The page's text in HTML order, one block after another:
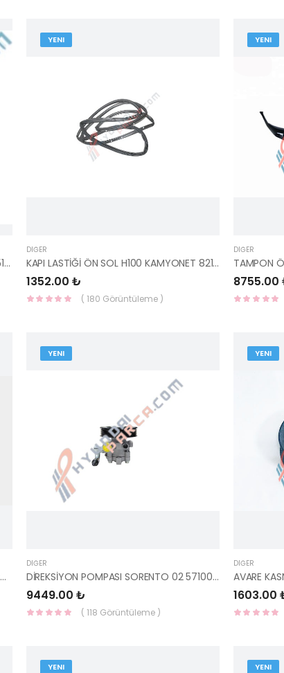
PORYA ÖN TUCSON/SPORTAGE 04-10 51750-3K100-YS
YENI
DIĞER
KAPI LASTİĞİ ÖN SOL H100 KAMYONET 82130-4F000-HMC
1352.00 ₺
( 180 Görüntüleme )
YENI
DIĞER
8755.00
FAR ÖN SAĞ İ10 2014-2019 ELEKTRİKLİ SİYAH 92102-B9000-TYC
YENI
DIĞER
DİREKSİYON POMPASI SORENTO 02 57100-3E050-YS
9449.00 ₺
( 118 Görüntüleme )
YENI
DIĞER
1603.00
YENI YENI